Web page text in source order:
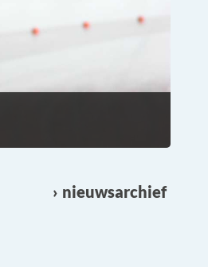
nieuwsarchief